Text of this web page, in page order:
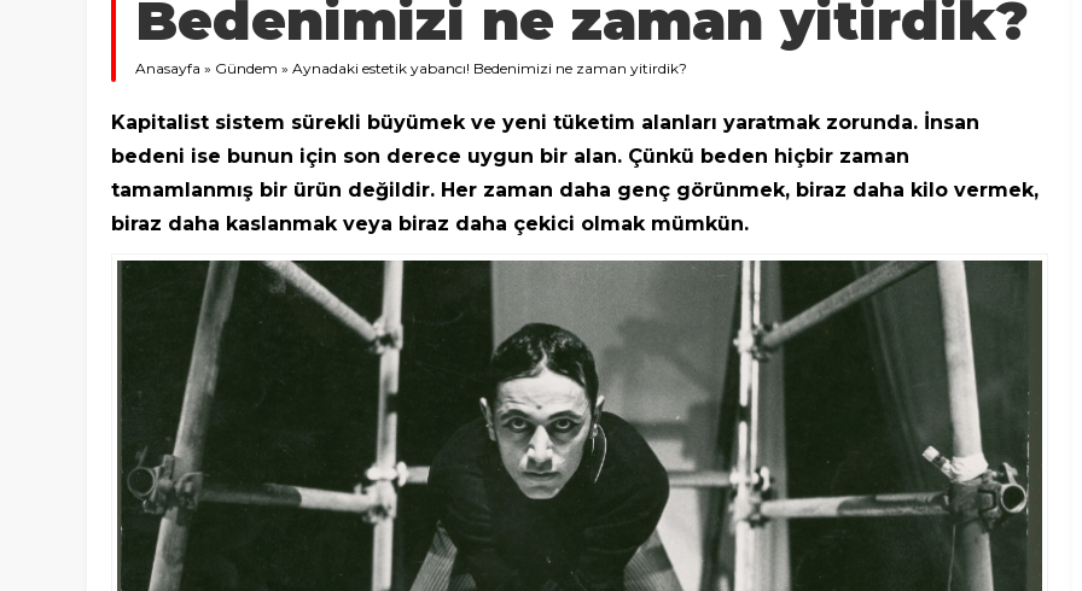
Bedenimizi ne zaman yitirdik?
Anasayfa » Gündem » Aynadaki estetik yabancı! Bedenimizi ne zaman yitirdik?
Kapitalist sistem sürekli büyümek ve yeni tüketim alanları yaratmak zorunda. İnsan
bedeni ise bunun için son derece uygun bir alan. Çünkü beden hiçbir zaman
tamamlanmış bir ürün değildir. Her zaman daha genç görünmek, biraz daha kilo vermek,
biraz daha kaslanmak veya biraz daha çekici olmak mümkün.